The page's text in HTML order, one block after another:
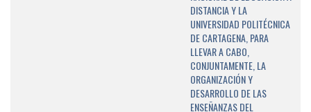
DISTANCIA Y LA
UNIVERSIDAD POLITÉCNICA
DE CARTAGENA, PARA
LLEVAR A CABO,
CONJUNTAMENTE, LA
ORGANIZACIÓN Y
DESARROLLO DE LAS
ENSEÑANZAS DEL